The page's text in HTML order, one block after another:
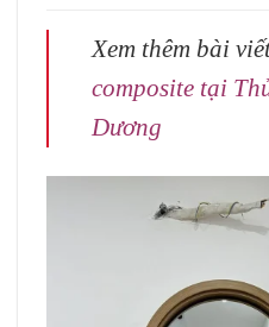
Xem thêm bài
composite tại
Dương